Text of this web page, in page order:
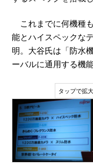
これまでに何機種
能とハイスペックな
明。大谷氏は「防水
ーバルに通用する機